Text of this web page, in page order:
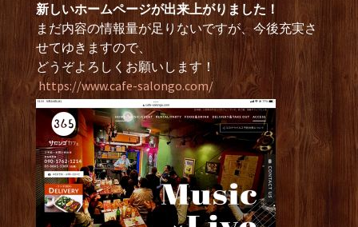
新しいホームページが出来上がりました！
まだ内容の情報量が足りないですが、今後充実さ
せてゆきますので、
どうぞよろしくお願いします！
https://www.cafe-salongo.com/